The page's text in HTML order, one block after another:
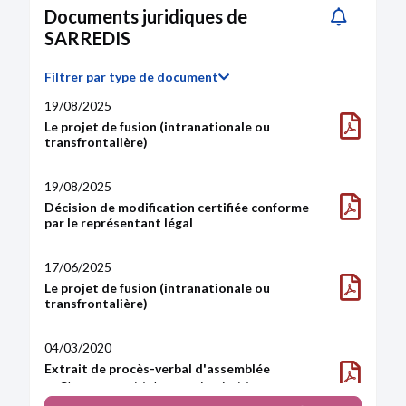
Documents juridiques de
SARREDIS
Filtrer par type de document
Le projet de fusion (intranationale ou
transfrontalière)
19/08/2025
Décision de modification certifiée conforme
par le représentant légal
19/08/2025
Le projet de fusion (intranationale ou
transfrontalière)
17/06/2025
Extrait de procès-verbal d'assemblée
Changement(s) de commissaire(s) aux comptes
Changement(s) de commissaire(s) aux comptes
04/03/2020